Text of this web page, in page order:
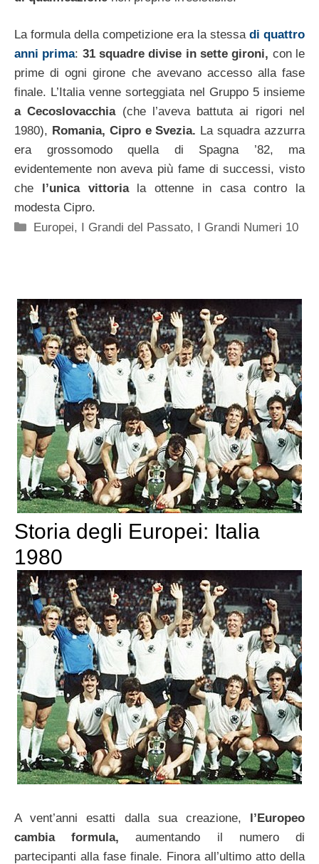
La formula della competizione era la stessa di quattro
anni prima: 31 squadre divise in sette gironi, con le
prime di ogni girone che avevano accesso alla fase
finale. L’Italia venne sorteggiata nel Gruppo 5 insieme
a Cecoslovacchia (che l’aveva battuta ai rigori nel
1980), Romania, Cipro e Svezia. La squadra azzurra
era grossomodo quella di Spagna ’82, ma
evidentemente non aveva più fame di successi, visto
che l’unica vittoria la ottenne in casa contro la
modesta Cipro.
Categorie
Europei, I Grandi del Passato, I Grandi Numeri 10
Storia degli Europei: Italia
1980
A vent’anni esatti dalla sua creazione, l’Europeo
cambia formula,aumentando il numero di
partecipanti alla fase finale. Finora all’ultimo atto della